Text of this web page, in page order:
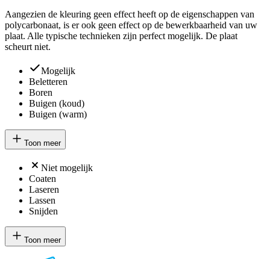
Aangezien de kleuring geen effect heeft op de eigenschappen van
polycarbonaat, is er ook geen effect op de bewerkbaarheid van uw
plaat. Alle typische technieken zijn perfect mogelijk. De plaat
scheurt niet.
Mogelijk
Beletteren
Boren
Buigen (koud)
Buigen (warm)
Toon meer
Niet mogelijk
Coaten
Laseren
Lassen
Snijden
Toon meer